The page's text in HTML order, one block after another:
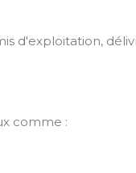
d'exploitation,
comme :